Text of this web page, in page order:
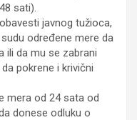
sati).
javnog tužioca,
određene mere da
ili da mu se zabrani
pokrene i krivični
mera od 24 sata od
donese odluku o